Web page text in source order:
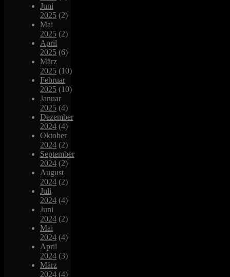
Juni
2025 (2)
Mai
2025 (2)
April
2025 (6)
März
2025 (10)
Februar
2025 (10)
Januar
2025 (4)
Dezember
2024 (4)
Oktober
2024 (2)
September
2024 (2)
August
2024 (2)
Juli
2024 (4)
Juni
2024 (2)
Mai
2024 (4)
April
2024 (3)
März
2024 (4)